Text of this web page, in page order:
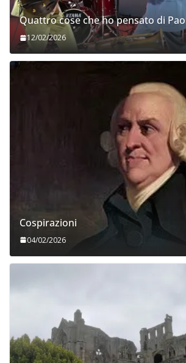
Quattro cose che ho pensato di
12/02/2026
Cospirazioni
04/02/2026